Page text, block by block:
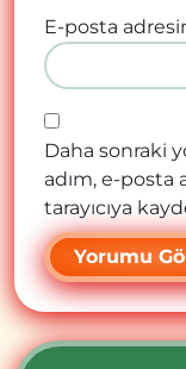
E-posta
Daha sonraki
adım, e-posta
tarayıcıya